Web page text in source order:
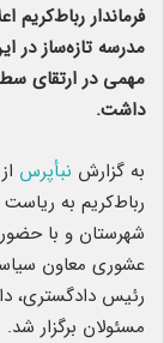
فرماندار
مدرسه تازه‌ساز در
مهمی در ارتقای
داشت.
به گزارش نبأپرس
رباط‌کریم به
شهرستان و با حضور
عشوری معاون
رئیس دادگستری،
مسئولان برگزار شد.